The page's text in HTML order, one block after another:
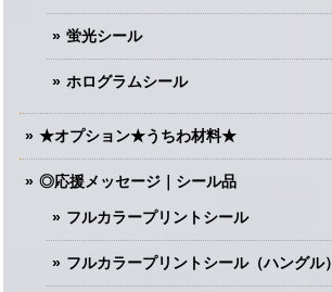
蛍光シール
ホログラムシール
★オプション★うちわ材料★
◎応援メッセージ｜シール品
フルカラープリントシール
フルカラープリントシール（ハングル）